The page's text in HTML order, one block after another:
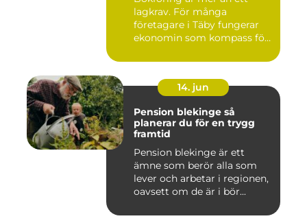
lagkrav. För många
företagare i Täby fungerar
ekonomin som kompass för
14. jun
Pension blekinge så
planerar du för en trygg
framtid
Pension blekinge är ett
ämne som berör alla som
lever och arbetar i regionen,
oavsett om de är i bör...